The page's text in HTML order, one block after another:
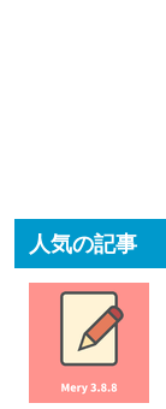
人気の記事